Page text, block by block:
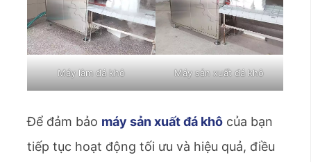
Máy làm đá khô Máy sản xuất đá khô
Để đảm bảo máy sản xuất đá khô của bạn
tiếp tục hoạt động tối ưu và hiệu quả, điều